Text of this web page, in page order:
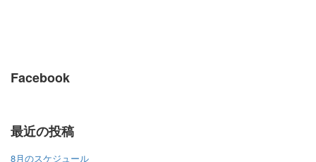
Facebook
最近の投稿
8月のスケジュール